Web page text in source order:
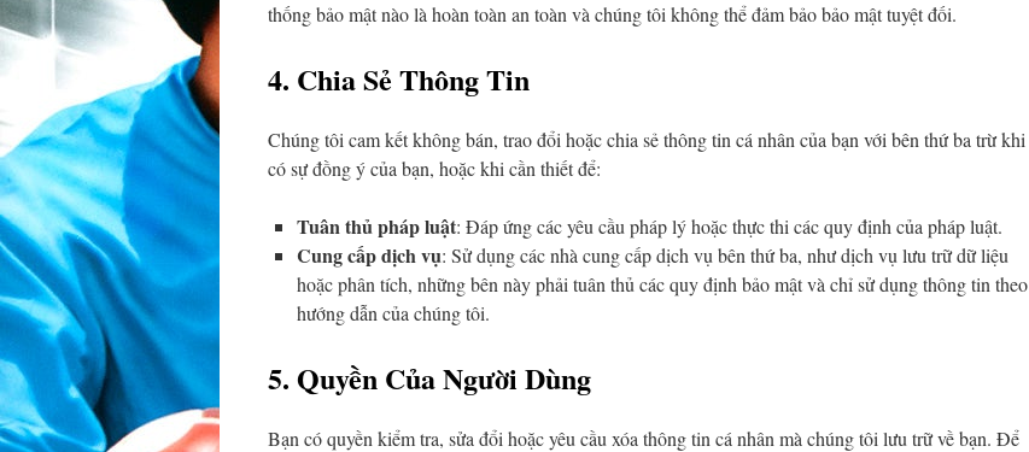
thống bảo mật nào là hoàn toàn an toàn và chúng tôi không thể đảm bảo bảo mật tuyệt đối.
4. Chia Sẻ Thông Tin
Chúng tôi cam kết không bán, trao đổi hoặc chia sẻ thông tin cá nhân của bạn với bên thứ ba trừ khi
có sự đồng ý của bạn, hoặc khi cần thiết để:
Tuân thủ pháp luật: Đáp ứng các yêu cầu pháp lý hoặc thực thi các quy định của pháp luật.
Cung cấp dịch vụ: Sử dụng các nhà cung cấp dịch vụ bên thứ ba, như dịch vụ lưu trữ dữ liệu
hoặc phân tích, những bên này phải tuân thủ các quy định bảo mật và chỉ sử dụng thông tin theo
hướng dẫn của chúng tôi.
5. Quyền Của Người Dùng
Bạn có quyền kiểm tra, sửa đổi hoặc yêu cầu xóa thông tin cá nhân mà chúng tôi lưu trữ về bạn. Để